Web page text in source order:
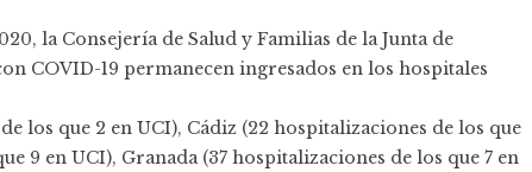
la Consejería de Salud y Familias de la Junta de
COVID-19 permanecen ingresados en los hospitales
los que 2 en UCI), Cádiz (22 hospitalizaciones de los que
9 en UCI), Granada (37 hospitalizaciones de los que 7 en